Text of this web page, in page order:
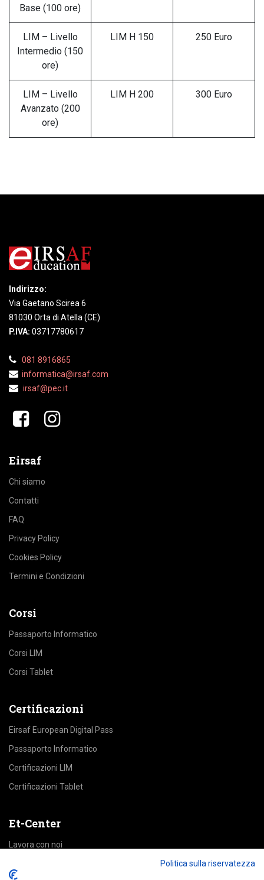
Base (100 ore)
LIM – Livello
Intermedio (150
ore)
LIM H 150 250 Euro
LIM – Livello
Avanzato (200
ore)
LIM H 200 300 Euro
Indirizzo:
Via Gaetano Scirea 6
81030 Orta di Atella (CE)
P.IVA: 03717780617
081 8916865
informatica@irsaf.com
irsaf@pec.it
Eirsaf
Chi siamo
Contatti
FAQ
Privacy Policy
Cookies Policy
Termini e Condizioni
Corsi
Passaporto Informatico
Corsi LIM
Corsi Tablet
Certificazioni
Eirsaf European Digital Pass
Passaporto Informatico
Certificazioni LIM
Certificazioni Tablet
Et-Center
Lavora con noi
Politica sulla riservatezza